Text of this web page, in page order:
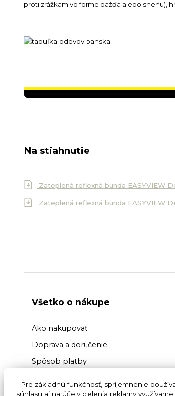
proti zrážkam vo forme dažďa alebo snehu),
Na stiahnutie
Zateplená reflexná bunda EASYVIEW
Zateplená reflexná bunda EASYVIEW
Všetko o nákupe
Ako nakupovať
Doprava a doručenie
Spôsob platby
Reklamácia tovaru
Pre základnú funkčnosť, spríjemnenie
súhlasu aj na účely cielenia reklamy